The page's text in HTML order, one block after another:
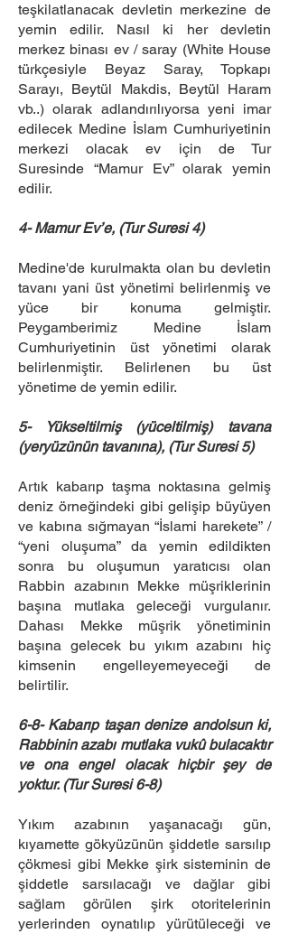
teşkilatlanacak devletin merkezine de
yemin edilir. Nasıl ki her devletin
merkez binası ev / saray (White House
türkçesiyle Beyaz Saray, Topkapı
Sarayı, Beytül Makdis, Beytül Haram
vb..) olarak adlandırılıyorsa yeni imar
edilecek Medine İslam Cumhuriyetinin
merkezi olacak ev için de Tur
Suresinde “Mamur Ev” olarak yemin
edilir.
4- Mamur Ev’e, (Tur Suresi 4)
Medine'de kurulmakta olan bu devletin
tavanı yani üst yönetimi belirlenmiş ve
yüce bir konuma gelmiştir.
Peygamberimiz Medine İslam
Cumhuriyetinin üst yönetimi olarak
belirlenmiştir. Belirlenen bu üst
yönetime de yemin edilir.
5- Yükseltilmiş (yüceltilmiş) tavana
(yeryüzünün tavanına), (Tur Suresi 5)
Artık kabarıp taşma noktasına gelmiş
deniz örneğindeki gibi gelişip büyüyen
ve kabına sığmayan “İslami harekete” /
“yeni oluşuma” da yemin edildikten
sonra bu oluşumun yaratıcısı olan
Rabbin azabının Mekke müşriklerinin
başına mutlaka geleceği vurgulanır.
Dahası Mekke müşrik yönetiminin
başına gelecek bu yıkım azabını hiç
kimsenin engelleyemeyeceği de
belirtilir.
6-8- Kabarıp taşan denize andolsun ki,
Rabbinin azabı mutlaka vukû bulacaktır
ve ona engel olacak hiçbir şey de
yoktur. (Tur Suresi 6-8)
Yıkım azabının yaşanacağı gün,
kıyamette gökyüzünün şiddetle sarsılıp
çökmesi gibi Mekke şirk sisteminin de
şiddetle sarsılacağı ve dağlar gibi
sağlam görülen şirk otoritelerinin
yerlerinden oynatılıp yürütüleceği ve